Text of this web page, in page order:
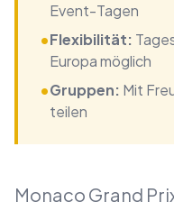
Event-Tagen
•Flexibilität:
Europa möglich
•Gruppen: Mit
teilen
Monaco Grand